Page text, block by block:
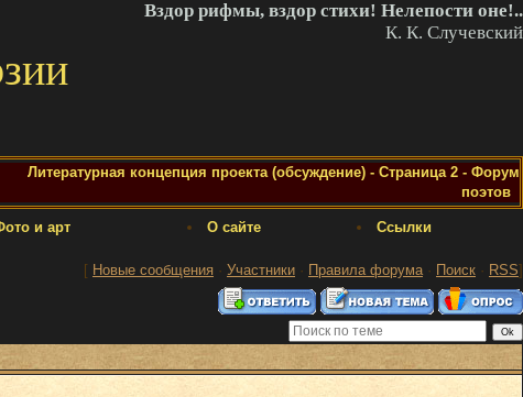
Вздор рифмы, вздор стихи! Нелепости оне!..
К. К. Случевский
Литературная концепция проекта (обсуждение) - Страница 2 - Форум
поэтов
и арт О сайте Ссылки
[ Новые сообщения · Участники · Правила форума· Поиск · RSS]